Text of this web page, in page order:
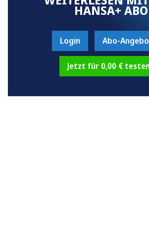
HANSA+ ABO
Login Abo-
Jetzt für 0,00 €